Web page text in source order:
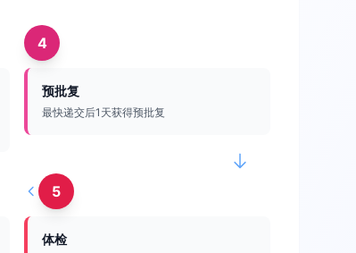
4
预批复
最快递交后1天获得预批复
5
体检